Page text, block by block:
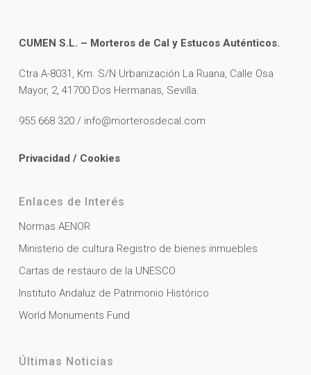
CUMEN S.L. – Morteros de Cal y Estucos Auténticos.
Ctra A-8031, Km. S/N Urbanización La Ruana, Calle Osa
Mayor, 2, 41700 Dos Hermanas, Sevilla.
955 668 320 / info@morterosdecal.com
Privacidad / Cookies
Enlaces de Interés
Normas AENOR
Ministerio de cultura Registro de bienes inmuebles
Cartas de restauro de la UNESCO
Instituto Andaluz de Patrimonio Histórico
World Monuments Fund
Últimas Noticias